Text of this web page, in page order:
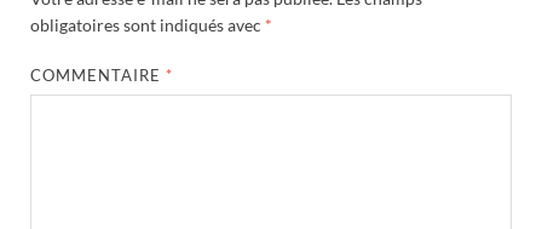
obligatoires sont indiqués avec *
COMMENTAIRE *